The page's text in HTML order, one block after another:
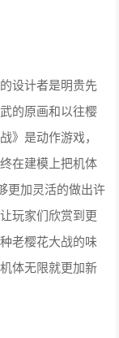
设计者是明贵先
的原画和以往樱
》是动作游戏，
在建模上把机体
更加灵活的做出许
玩家们欣赏到更
老樱花大战的味
体无限就更加新